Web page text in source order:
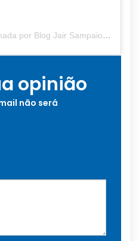
Uma publicação compartilhada por Blog Jair Sampaio (@blogjairsampaio_)
opinião
não será